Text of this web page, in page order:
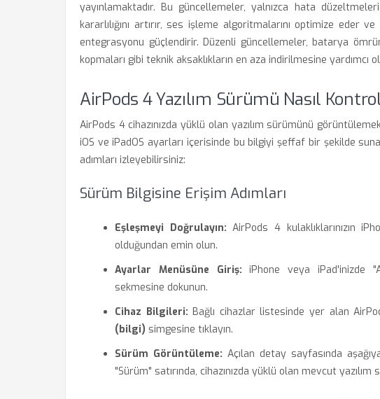
yayınlamaktadır. Bu güncellemeler, yalnızca hata
kararlılığını artırır, ses işleme algoritmalarını optimize eder
entegrasyonu güçlendirir. Düzenli güncellemeler, batarya
kopmaları gibi teknik aksaklıkların en aza indirilmesine yardımcı
AirPods 4 Yazılım Sürümü Nasıl
AirPods 4 cihazınızda yüklü olan yazılım sürümünü
iOS ve iPadOS ayarları içerisinde bu bilgiyi şeffaf bir şekilde
adımları izleyebilirsiniz:
Sürüm Bilgisine Erişim Adımları
Eşleşmeyi Doğrulayın: AirPods 4 kulaklıklarınızın
olduğundan emin olun.
Ayarlar Menüsüne Giriş: iPhone veya iPad'inizde
sekmesine dokunun.
Cihaz Bilgileri: Bağlı cihazlar listesinde yer alan
(bilgi) simgesine tıklayın.
Sürüm Görüntüleme: Açılan detay sayfasında
"Sürüm" satırında, cihazınızda yüklü olan mevcut